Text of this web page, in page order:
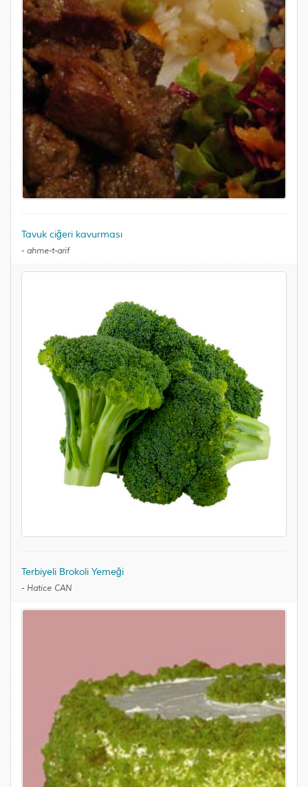
Tavuk ciğeri kavurması
- ahme-t-arif
Terbiyeli Brokoli Yemeği
- Hatice CAN